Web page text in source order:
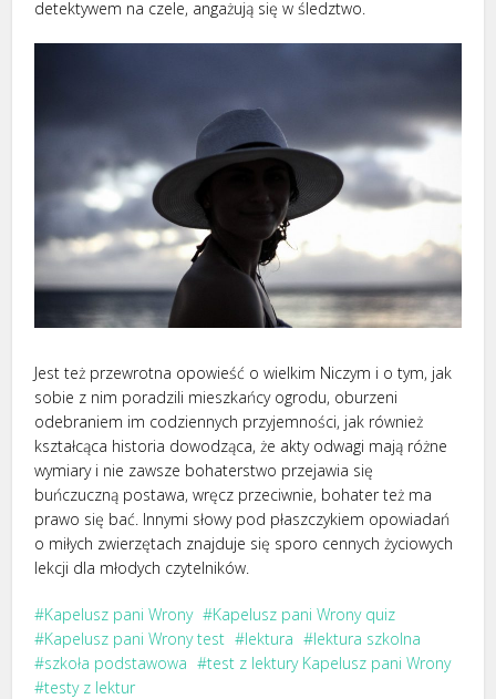
detektywem na czele, angażują się w śledztwo.
Jest też przewrotna opowieść o wielkim Niczym i o tym, jak
sobie z nim poradzili mieszkańcy ogrodu, oburzeni
odebraniem im codziennych przyjemności, jak również
kształcąca historia dowodząca, że akty odwagi mają różne
wymiary i nie zawsze bohaterstwo przejawia się
buńczuczną postawa, wręcz przeciwnie, bohater też ma
prawo się bać. Innymi słowy pod płaszczykiem opowiadań
o miłych zwierzętach znajduje się sporo cennych życiowych
lekcji dla młodych czytelników.
Kapelusz pani Wrony
Kapelusz pani Wrony quiz
Kapelusz pani Wrony test
lektura
lektura szkolna
szkoła podstawowa
test z lektury Kapelusz pani Wrony
testy z lektur